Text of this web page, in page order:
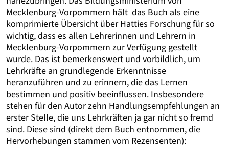
Mecklenburg-Vorpommern hält das Buch als eine
komprimierte Übersicht über Hatties Forschung für so
wichtig, dass es allen Lehrerinnen und Lehrern in
Mecklenburg-Vorpommern zur Verfügung gestellt
wurde. Das ist bemerkenswert und vorbildlich, um
Lehrkräfte an grundlegende Erkenntnisse
heranzuführen und zu erinnern, die das Lernen
bestimmen und positiv beeinflussen. Insbesondere
stehen für den Autor zehn Handlungsempfehlungen an
erster Stelle, die uns Lehrkräften ja gar nicht so fremd
sind. Diese sind (direkt dem Buch entnommen, die
Hervorhebungen stammen vom Rezensenten):